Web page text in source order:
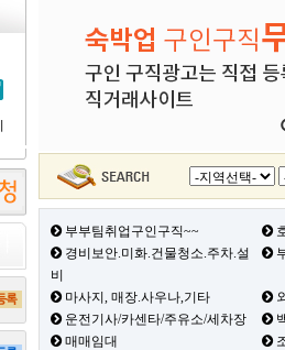
부부팀취업구인구직~~
경비보안.미화.건물청소.주차.설
비
마사지, 매장.사우나,기타
운전기사/카센타/주유소/세차장
매매임대